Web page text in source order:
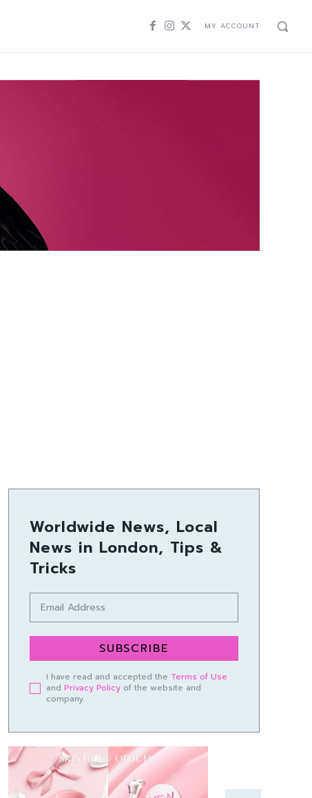
MY ACCOUNT
Worldwide News, Local
News in London, Tips &
Tricks
SUBSCRIBE
I have read and accepted the Terms of Use
and Privacy Policyof the website and
company.